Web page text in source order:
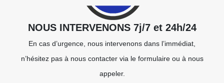
NOUS INTERVENONS 7j/7 et 24h/24
En cas d’urgence, nous intervenons dans l’immédiat,
n’hésitez pas à nous contacter via le formulaire ou à nous
appeler.